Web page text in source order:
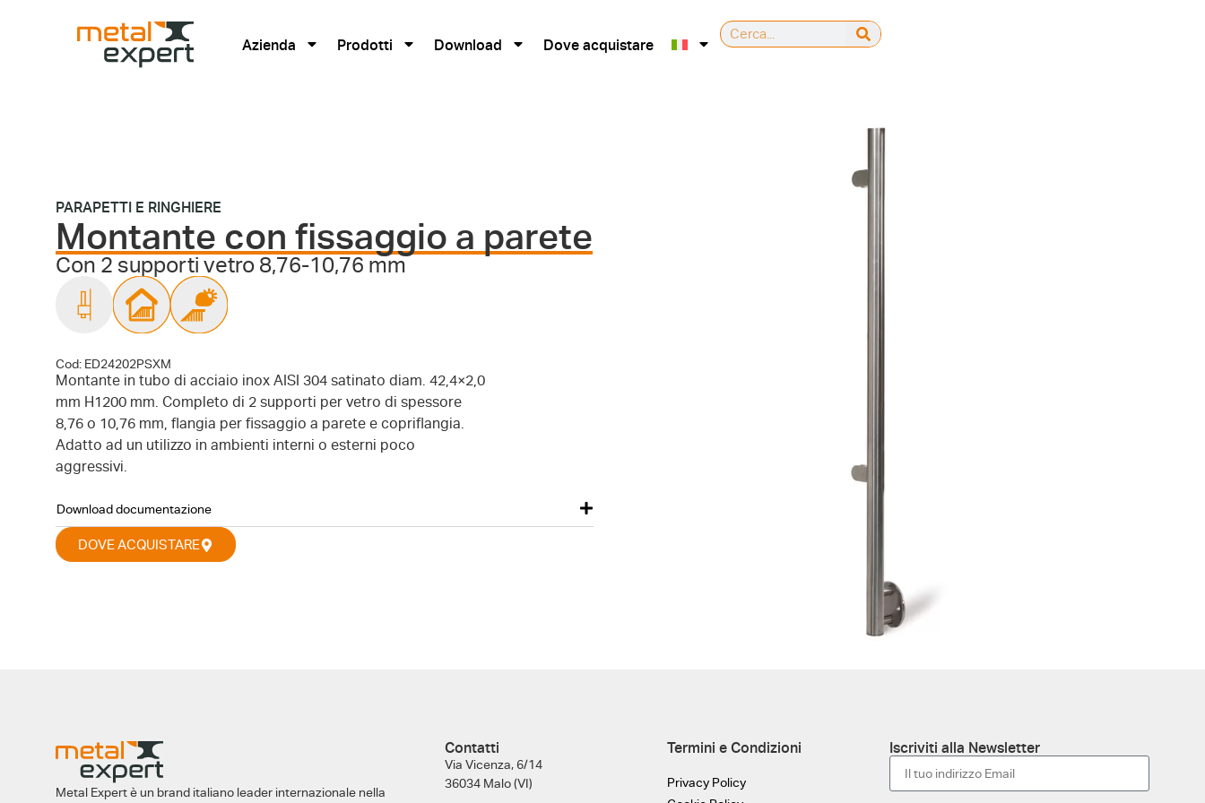
Azienda Prodotti Download Dove acquistare
PARAPETTI E RINGHIERE
Montante con fissaggio a parete
Con 2 supporti vetro 8,76-10,76 mm
Cod: ED24202PSXM
Montante in tubo di acciaio inox AISI 304 satinato diam. 42,4×2,0
mm H1200 mm. Completo di 2 supporti per vetro di spessore
8,76 o 10,76 mm, flangia per fissaggio a parete e copriflangia.
Adatto ad un utilizzo in ambienti interni o esterni poco
aggressivi.
Download documentazione
DOVE ACQUISTARE
Metal Expert è un brand italiano leader internazionale nella
Contatti
Via Vicenza, 6/14
36034 Malo (VI)
Termini e Condizioni
Privacy Policy
Iscriviti alla Newsletter